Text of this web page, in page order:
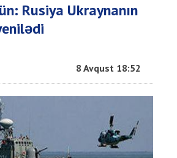
Rusiya Ukraynanın
8 Avqust 18:52